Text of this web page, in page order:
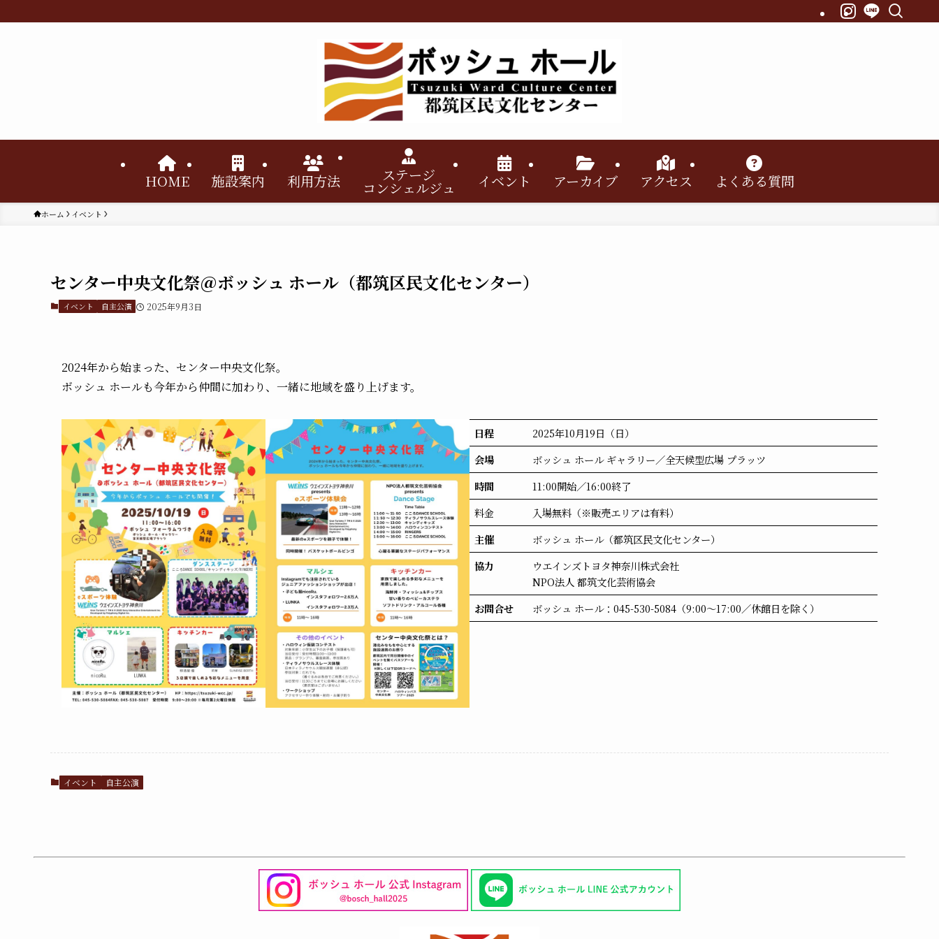
HOME 施設案内 利用方法 ステージ
コンシェルジュ イベント アーカイブ アクセス よくある質問
ホーム イベント
センター中央文化祭＠ボッシュ ホール（都筑区民文化センター）
イベント 自主公演 2025年9月3日
2024年から始まった、センター中央文化祭。
ボッシュ ホールも今年から仲間に加わり、一緒に地域を盛り上げます。
日程
2025年10月19日（日）
会場
ボッシュ ホール ギャラリー／全天候型広場 プラッツ
時間
11:00開始／16:00終了
料金
入場無料（※販売エリアは有料）
主催
ボッシュ ホール（都筑区民文化センター）
協力
ウエインズトヨタ神奈川株式会社
NPO法人 都筑文化芸術協会
お問合せ
ボッシュ ホール：045-530-5084（9:00～17:00／休館日を除く）
イベント 自主公演